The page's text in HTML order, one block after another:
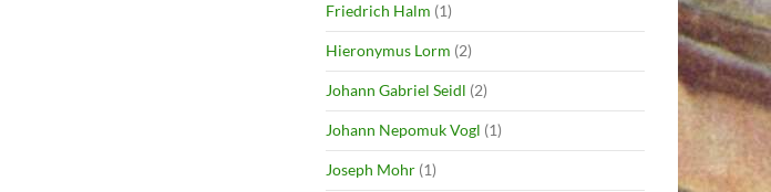
Friedrich Halm (1)
Hieronymus Lorm (2)
Johann Gabriel Seidl (2)
Johann Nepomuk Vogl (1)
Joseph Mohr (1)